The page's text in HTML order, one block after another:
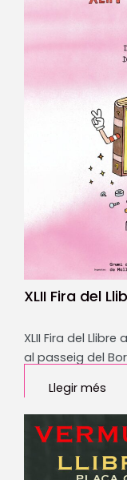
XLII Fira del
XLII Fira del
al passeig del
Llegir més